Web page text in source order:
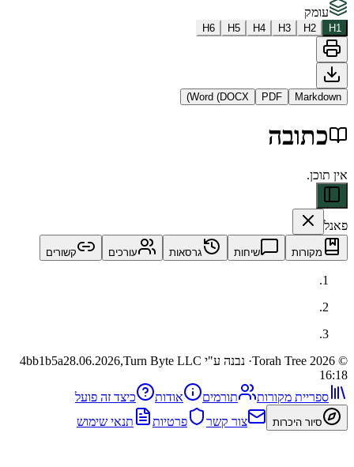
H3
H4
H5
H6
PDF
Word (DOCX)
שיחות גרסאות עורכים קשורים
· נבנה ע"י Turn Byte LLC 4bb1b5a28.06.2026,
מקורות תורמים אודות כיצד זה פועל
היכרות צור קשר פרטיות תנאי שימוש